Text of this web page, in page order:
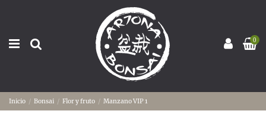
0
Inicio Bonsai Flor y fruto Manzano VIP 1